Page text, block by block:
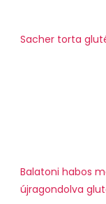
Sacher torta
Balatoni habos
újragondolva